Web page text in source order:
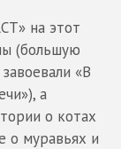
на этот
(большую
«В
а
о котах
о муравьях и